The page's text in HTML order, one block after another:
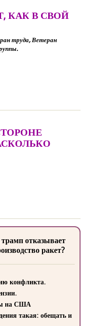
КАК В СВОЙ
труда, Ветеран
отказывает
ракет?
конфликта.
на США
такая: обещать и